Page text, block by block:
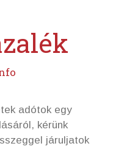
adótok egy
kérünk
járuljatok